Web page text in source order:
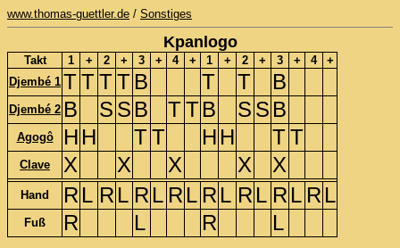
www.thomas-guettler.de / Sonstiges
Kpanlogo
Takt 1 + 2 + 3 + 4 + 1 + 2 + 3 + 4
+
Djembé 1 TTTT B T T B
Djembé 2 B S S B TTB S S B
Agogô H H TT H H TT
Clave X X X X X
Hand R L R L R L R L R L R L R L R L
Fuß R L R L